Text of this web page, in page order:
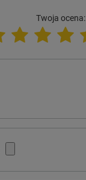
Twoja ocena: